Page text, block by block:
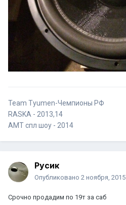
Team Tyumen-Чемпионы РФ
RASKA - 2013,14
AMT спл шоу - 2014
Русик
Опубликовано 2 ноября, 2015
Срочно продадим по 19т за саб